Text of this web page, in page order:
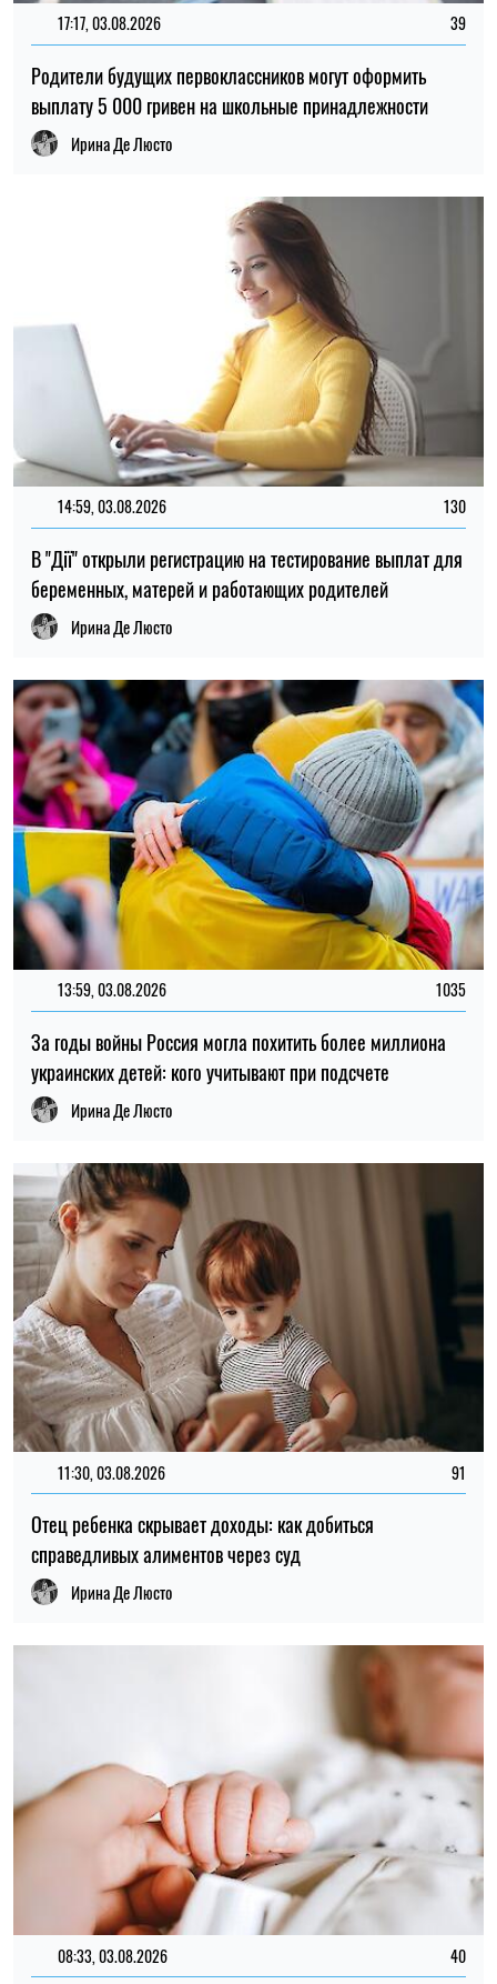
17:17, 03.08.2026 39
Родители будущих первоклассников могут оформить
выплату 5 000 гривен на школьные принадлежности
Ирина Де Люсто
14:59, 03.08.2026 130
В "Дії" открыли регистрацию на тестирование выплат для
беременных, матерей и работающих родителей
Ирина Де Люсто
13:59, 03.08.2026 1035
За годы войны Россия могла похитить более миллиона
украинских детей: кого учитывают при подсчете
Ирина Де Люсто
11:30, 03.08.2026 91
Отец ребенка скрывает доходы: как добиться
справедливых алиментов через суд
Ирина Де Люсто
08:33, 03.08.2026 40